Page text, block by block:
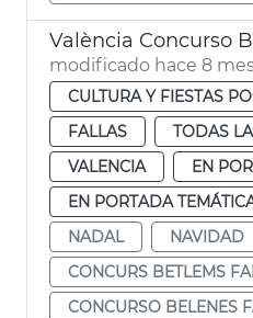
València Concurso
modificado hace 8
CULTURA Y FIESTAS
FALLAS
TODAS
VALENCIA
EN
EN PORTADA
NADAL
NAVIDAD
CONCURS BETLEMS
CONCURSO BELENES